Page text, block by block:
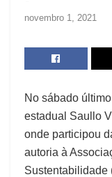
novembro 1, 2021
No sábado
estadual Saullo
onde participou
autoria à
Sustentabilidade